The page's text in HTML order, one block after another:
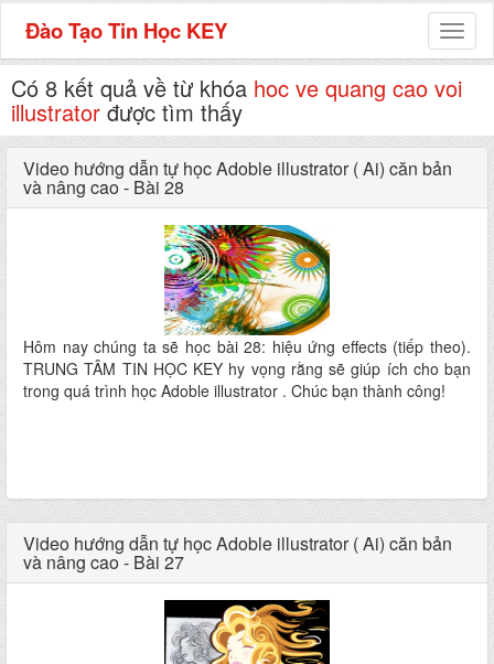
Đào Tạo Tin Học KEY
Có 8 kết quả về từ khóa hoc ve quang cao voi
illustrator được tìm thấy
Video hướng dẫn tự học Adoble illustrator ( Ai) căn bản
và nâng cao - Bài 28
Hôm nay chúng ta sẽ học bài 28: hiệu ứng effects (tiếp theo).
TRUNG TÂM TIN HỌC KEY hy vọng rằng sẽ giúp ích cho bạn
trong quá trình học Adoble illustrator . Chúc bạn thành công!
Video hướng dẫn tự học Adoble illustrator ( Ai) căn bản
và nâng cao - Bài 27